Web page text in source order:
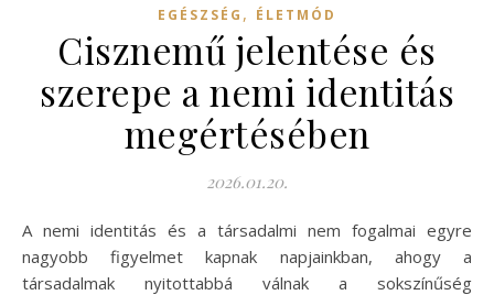
EGÉSZSÉG , ÉLETMÓD
Cisznemű jelentése és
szerepe a nemi identitás
megértésében
2026.01.20.
A nemi identitás és a társadalmi nem fogalmai egyre
nagyobb figyelmet kapnak napjainkban, ahogy a
társadalmak nyitottabbá válnak a sokszínűség